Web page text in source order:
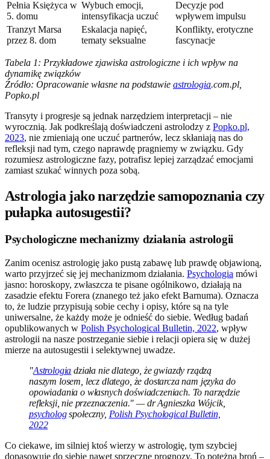
Pełnia Księżyca w
5. domu
Wybuch emocji,
intensyfikacja uczuć
Decyzje pod
wpływem impulsu
Tranzyt Marsa
przez 8. dom
Eskalacja napięć,
tematy seksualne
Konflikty, erotyczne
fascynacje
Tabela 1: Przykładowe zjawiska astrologiczne i ich wpływ na
dynamikę związków
Źródło: Opracowanie własne na podstawie astrologia.com.pl,
Popko.pl
Transyty i progresje są jednak narzędziem interpretacji – nie
wyrocznią. Jak podkreślają doświadczeni astrolodzy z Popko.pl,
2023, nie zmieniają one uczuć partnerów, lecz skłaniają nas do
refleksji nad tym, czego naprawdę pragniemy w związku. Gdy
rozumiesz astrologiczne fazy, potrafisz lepiej zarządzać emocjami
zamiast szukać winnych poza sobą.
Astrologia jako narzędzie samopoznania czy
pułapka autosugestii?
Psychologiczne mechanizmy działania astrologii
Zanim ocenisz astrologię jako pustą zabawę lub prawdę objawioną,
warto przyjrzeć się jej mechanizmom działania. Psychologia mówi
jasno: horoskopy, zwłaszcza te pisane ogólnikowo, działają na
zasadzie efektu Forera (znanego też jako efekt Barnuma). Oznacza
to, że ludzie przypisują sobie cechy i opisy, które są na tyle
uniwersalne, że każdy może je odnieść do siebie. Według badań
opublikowanych w Polish Psychological Bulletin, 2022, wpływ
astrologii na nasze postrzeganie siebie i relacji opiera się w dużej
mierze na autosugestii i selektywnej uwadze.
"Astrologia działa nie dlatego, że gwiazdy rządzą
naszym losem, lecz dlatego, że dostarcza nam języka do
opowiadania o własnych doświadczeniach. To narzędzie
refleksji, nie przeznaczenia." — dr Agnieszka Wójcik,
psychologspołeczny, Polish Psychological Bulletin,
2022
Co ciekawe, im silniej ktoś wierzy w astrologię, tym szybciej
dopasowuje do siebie nawet sprzeczne prognozy. To potężna broń –